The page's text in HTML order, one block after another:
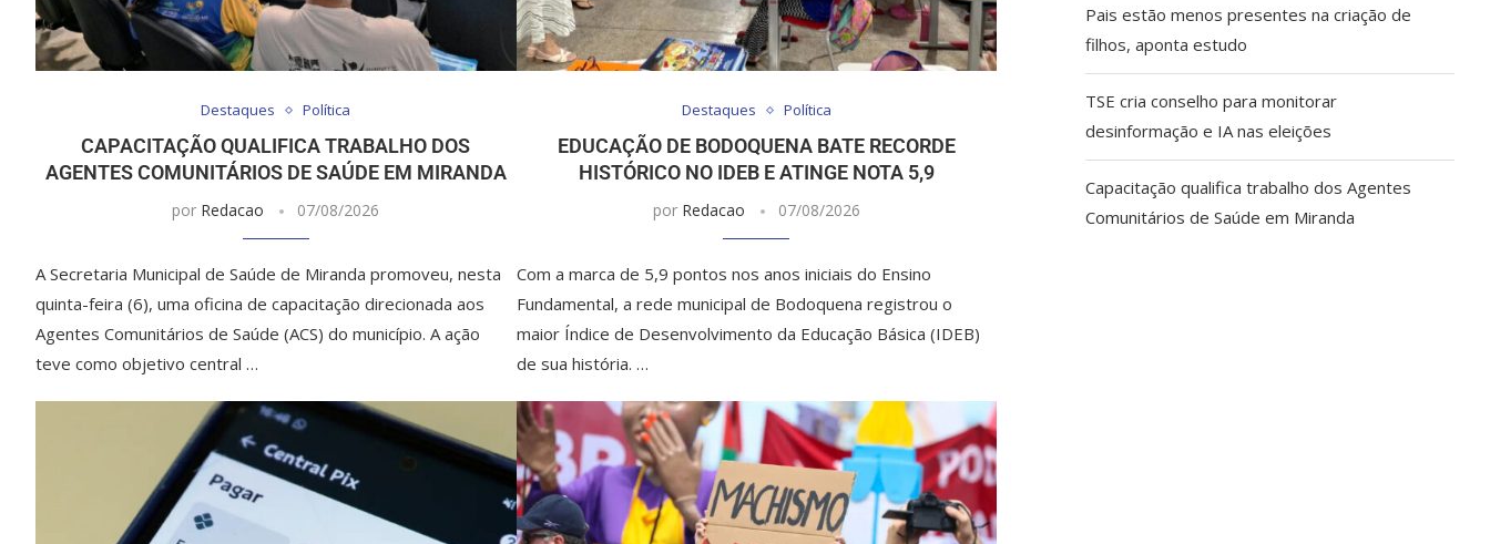
Destaques Política
CAPACITAÇÃO QUALIFICA TRABALHO DOS
AGENTES COMUNITÁRIOS DE SAÚDE EM MIRANDA
por Redacao 07/08/2026
A Secretaria Municipal de Saúde de Miranda promoveu, nesta
quinta-feira (6), uma oficina de capacitação direcionada aos
Agentes Comunitários de Saúde (ACS) do município. A ação
teve como objetivo central …
Destaques Política
EDUCAÇÃO DE BODOQUENA BATE RECORDE
HISTÓRICO NO IDEB E ATINGE NOTA 5,9
por Redacao 07/08/2026
Com a marca de 5,9 pontos nos anos iniciais do Ensino
Fundamental, a rede municipal de Bodoquena registrou o
maior Índice de Desenvolvimento da Educação Básica (IDEB)
de sua história. …
Pais estão menos presentes na criação de
filhos, aponta estudo
TSE cria conselho para monitorar
desinformação e IA nas eleições
Capacitação qualifica trabalho dos Agentes
Comunitários de Saúde em Miranda